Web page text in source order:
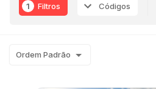
1 Filtros Códigos
Ordem Padrão